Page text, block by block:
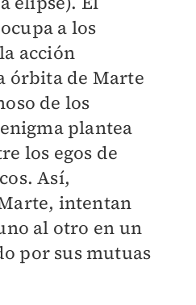
a los
acción
órbita de Marte
de los
plantea
los egos de
Así,
intentan
al otro en un
por sus mutuas